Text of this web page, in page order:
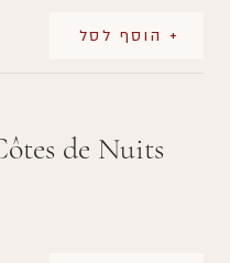
+ הוסף לסל
de Nuits